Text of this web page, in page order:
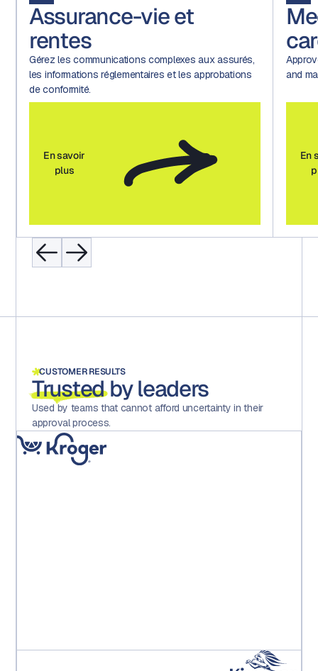
Assurance-vie et
rentes
Gérez les communications complexes aux assurés,
les informations réglementaires et les approbations
de conformité.
En savoir
plus
and
En
CUSTOMER RESULTS
Trustedby leaders
Used by teams that cannot afford uncertainty in their
approval process.